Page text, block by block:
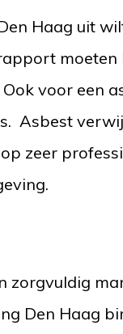
Haag uit
moeten
voor een
Asbest
zeer
zorgvuldig
Den Haag